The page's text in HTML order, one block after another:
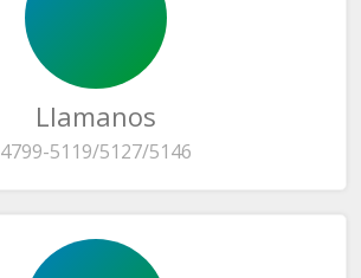
Llamanos
4799-5119/5127/5146